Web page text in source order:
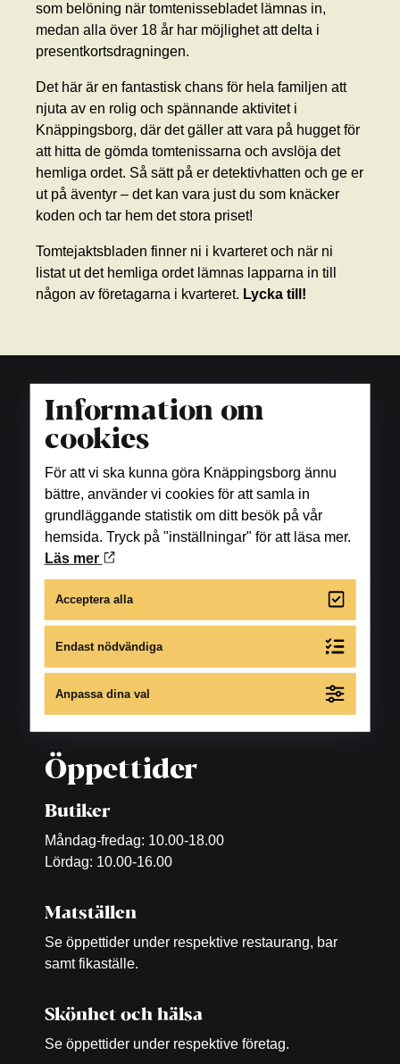
som belöning när tomtenissebladet lämnas in,
medan alla över 18 år har möjlighet att delta i
presentkortsdragningen.
Det här är en fantastisk chans för hela familjen att
njuta av en rolig och spännande aktivitet i
Knäppingsborg, där det gäller att vara på hugget för
att hitta de gömda tomtenissarna och avslöja det
hemliga ordet. Så sätt på er detektivhatten och ge er
ut på äventyr – det kan vara just du som knäcker
koden och tar hem det stora priset!
Tomtejaktsbladen finner ni i kvarteret och när ni
listat ut det hemliga ordet lämnas lapparna in till
någon av företagarna i kvarteret. Lycka till!
Öppettider
Butiker
Måndag-fredag: 10.00-18.00
Lördag: 10.00-16.00
Matställen
Se öppettider under respektive restaurang, bar
samt fikaställe.
Skönhet och hälsa
Se öppettider under respektive företag.
Information om
cookies
För att vi ska kunna göra Knäppingsborg ännu
bättre, använder vi cookies för att samla in
grundläggande statistik om ditt besök på vår
hemsida. Tryck på "inställningar" för att läsa mer.
Läs mer
Acceptera alla
Endast nödvändiga
Anpassa dina val